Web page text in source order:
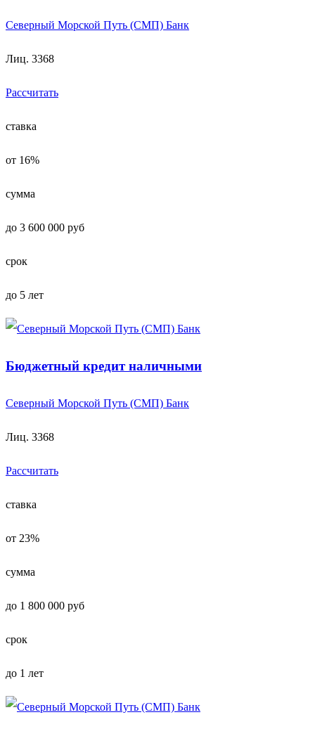
Северный Морской Путь (СМП) Банк
Лиц. 3368
Рассчитать
ставка
от 16%
сумма
до 3 600 000 руб
срок
до 5 лет
Бюджетный кредит наличными
Северный Морской Путь (СМП) Банк
Лиц. 3368
Рассчитать
ставка
от 23%
сумма
до 1 800 000 руб
срок
до 1 лет